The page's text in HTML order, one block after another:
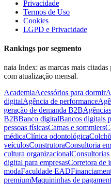
Privacidade
Termos de Uso
Cookies
LGPD e Privacidade
Rankings por segmento
naia Index: as marcas mais
com atualização mensal.
AcademiaAcessórios para dormir
digitalAgência de performance
geração de demanda B2B
B2BBanco digitalBancos digitais
pessoas físicasCamas e sommiers
médicaClínica odontológica
veículosConstrutoraConsultoria
cultura organizacional
digital para empresasCorretora de
modaFaculdade EAD
premiumMaquininhas de